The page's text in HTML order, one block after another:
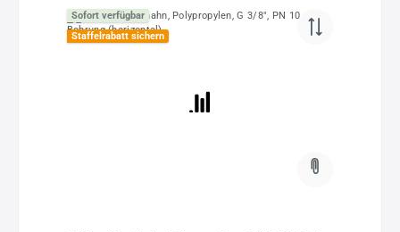
Sofort verfügbar
Staffelrabatt sichern